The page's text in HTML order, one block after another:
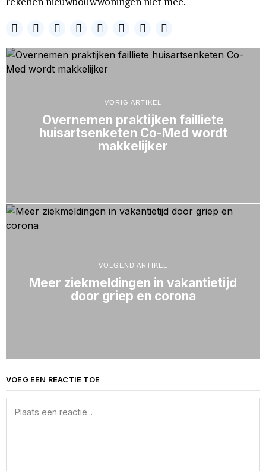
VORIG ARTIKEL
Overnemen praktijken failliete
huisartsenketen Co-Med wordt
makkelijker
VOLGEND ARTIKEL
Meer ziekmeldingen in vakantietijd
door griep en corona
VOEG EEN REACTIE TOE